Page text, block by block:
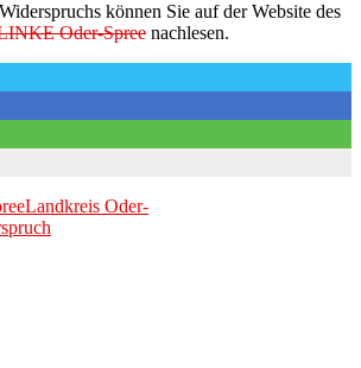
können Sie auf der Website des
Oder-Spree nachlesen.
Landkreis Oder-